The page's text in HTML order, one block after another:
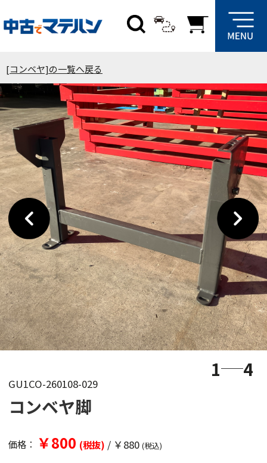
[コンベヤ]の一覧へ戻る
1 4
GU1CO-260108-029
コンベヤ脚
価格： ￥800 (税抜) / ￥880 (税込)